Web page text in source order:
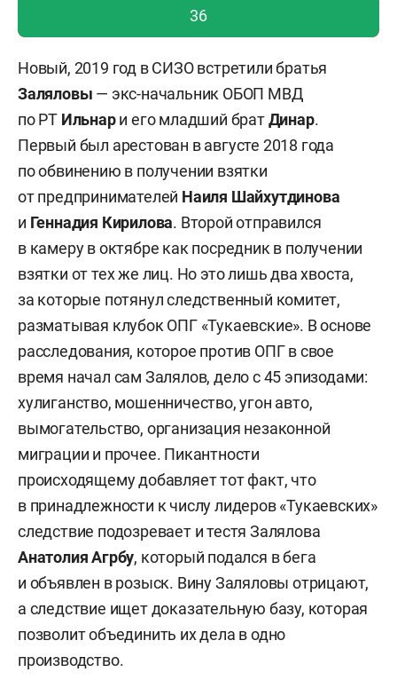
голос учтен!
36
Новый, 2019 год в СИЗО встретили братья
Заляловы — экс-начальник ОБОП МВД
по РТ Ильнари его младший братДинар.
Первый был арестован в августе 2018 года
по обвинению в получении взятки
от предпринимателей Наиля Шайхутдинова
и Геннадия Кирилова. Второй отправился
в камеру в октябре как посредник в получении
взятки от тех же лиц. Но это лишь два хвоста,
за которые потянул следственный комитет,
разматывая клубок ОПГ «Тукаевские». В основе
расследования, которое против ОПГ в свое
время начал сам Залялов, дело с 45 эпизодами:
хулиганство, мошенничество, угон авто,
вымогательство, организация незаконной
миграции и прочее. Пикантности
происходящему добавляет тот факт, что
в принадлежности к числу лидеров «Тукаевских»
следствие подозревает и тестя Залялова
Анатолия Агрбу, который подался в бега
и объявлен в розыск. Вину Заляловы отрицают,
а следствие ищет доказательную базу, которая
позволит объединить их дела в одно
производство.